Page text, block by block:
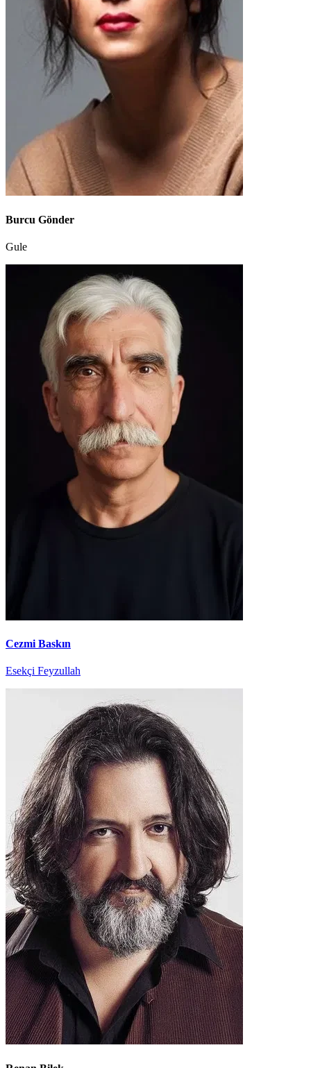
Burcu Gönder
Gule
Cezmi Baskın
Esekçi Feyzullah